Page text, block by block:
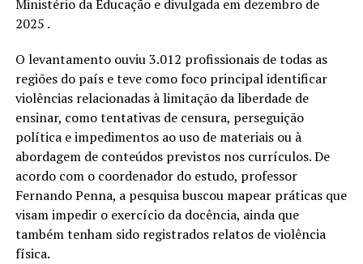
Ministério da Educação e divulgada em dezembro de
2025 .
O levantamento ouviu 3.012 profissionais de todas as
regiões do país e teve como foco principal identificar
violências relacionadas à limitação da liberdade de
ensinar, como tentativas de censura, perseguição
política e impedimentos ao uso de materiais ou à
abordagem de conteúdos previstos nos currículos. De
acordo com o coordenador do estudo, professor
Fernando Penna, a pesquisa buscou mapear práticas que
visam impedir o exercício da docência, ainda que
também tenham sido registrados relatos de violência
física.